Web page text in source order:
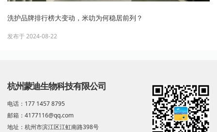
洗护品牌排行榜大变动，米叻为何稳居前列？
发布于 2024-08-22
杭州蒙迪生物科技有限公司
电话：177 1457 8795
邮箱：4177116@qq.com
地址：杭州市滨江区江虹南路398号